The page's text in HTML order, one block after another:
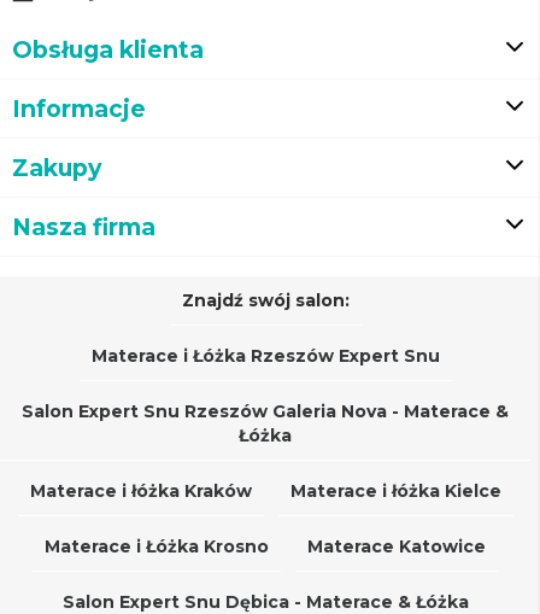
Obsługa klienta
Informacje
Zakupy
Nasza firma
Znajdź swój salon:
Materace i Łóżka Rzeszów Expert Snu
Salon Expert Snu Rzeszów Galeria Nova - Materace &
Łóżka
Materace i łóżka Kraków Materace i łóżka Kielce
Materace i Łóżka Krosno Materace Katowice
Salon Expert Snu Dębica - Materace & Łóżka